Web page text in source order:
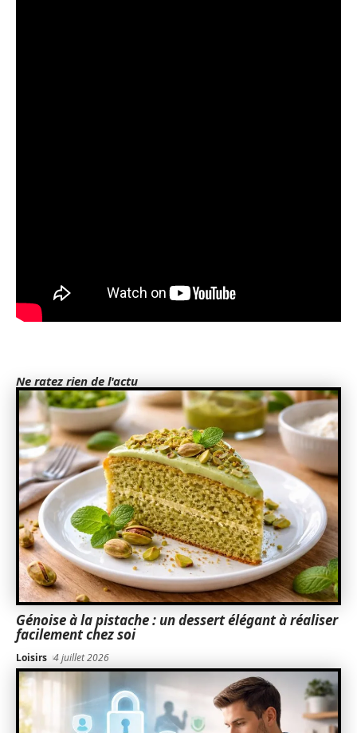
Ne ratez rien de l'actu
Génoise à la pistache : un dessert élégant à réaliser
facilement chez soi
Loisirs 4 juillet 2026